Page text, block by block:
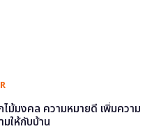
ม้มงคล ความหมายดี เพิ่มความ
มให้กับบ้าน